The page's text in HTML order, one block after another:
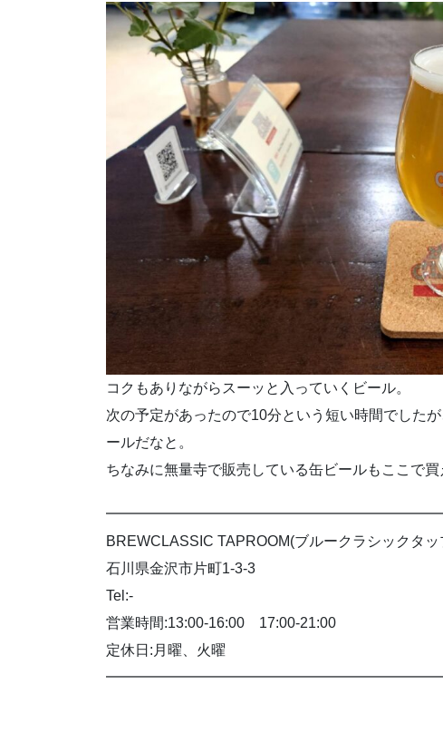
コクもありながらスーッと入っていくビール。
次の予定があったので10分という短い時間でした
ールだなと。
ちなみに無量寺で販売している缶ビールもここで買
BREWCLASSIC TAPROOM(ブルークラシックタ
石川県金沢市片町1-3-3
Tel:-
営業時間:13:00-16:00 17:00-21:00
定休日:月曜、火曜